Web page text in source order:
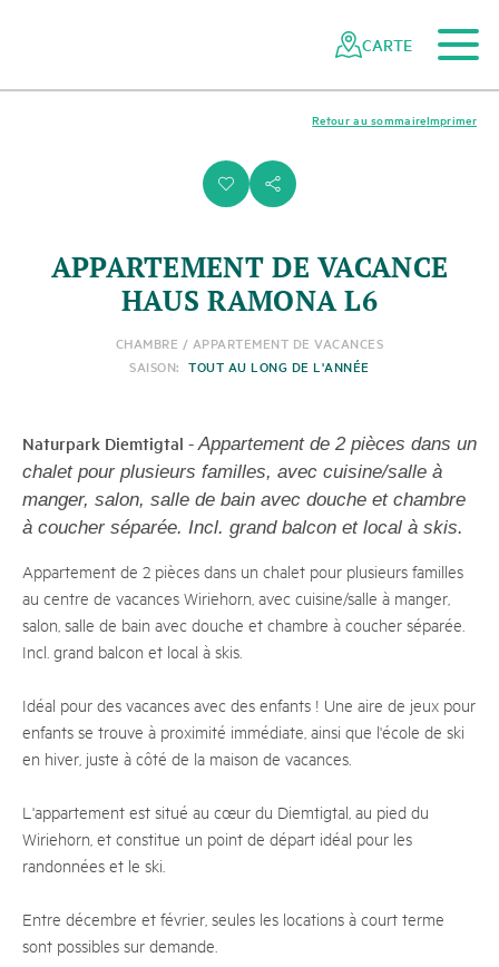
réseau
CARTE
i s
Imprimer
Retour au sommaire
APPARTEMENT DE VACANCE
HAUS RAMONA L6
CHAMBRE / APPARTEMENT DE VACANCES
SAISON: TOUT AU LONG DE L'ANNÉE
Naturpark Diemtigtal - Appartement de 2 pièces dans un
chalet pour plusieurs familles, avec cuisine/salle à
manger, salon, salle de bain avec douche et chambre
à coucher séparée. Incl. grand balcon et local à skis.
Appartement de 2 pièces dans un chalet pour plusieurs familles
au centre de vacances Wiriehorn, avec cuisine/salle à manger,
salon, salle de bain avec douche et chambre à coucher séparée.
Incl. grand balcon et local à skis.
Idéal pour des vacances avec des enfants ! Une aire de jeux pour
enfants se trouve à proximité immédiate, ainsi que l'école de ski
en hiver, juste à côté de la maison de vacances.
L'appartement est situé au cœur du Diemtigtal, au pied du
Wiriehorn, et constitue un point de départ idéal pour les
randonnées et le ski.
Entre décembre et février, seules les locations à court terme
sont possibles sur demande.